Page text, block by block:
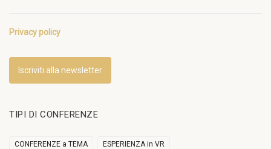
Privacy policy
Iscriviti alla newsletter
TIPI DI CONFERENZE
CONFERENZE a TEMA ESPERIENZA in VR